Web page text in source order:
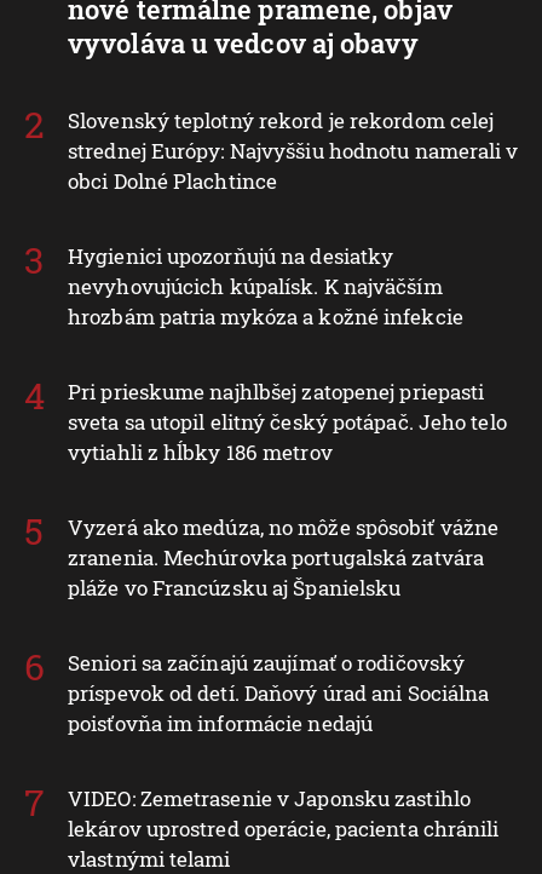
nové termálne pramene, objav
vyvoláva u vedcov aj obavy
Slovenský teplotný rekord je rekordom celej
strednej Európy: Najvyššiu hodnotu namerali v
obci Dolné Plachtince
Hygienici upozorňujú na desiatky
nevyhovujúcich kúpalísk. K najväčším
hrozbám patria mykóza a kožné infekcie
Pri prieskume najhlbšej zatopenej priepasti
sveta sa utopil elitný český potápač. Jeho telo
vytiahli z hĺbky 186 metrov
Vyzerá ako medúza, no môže spôsobiť vážne
zranenia. Mechúrovka portugalská zatvára
pláže vo Francúzsku aj Španielsku
Seniori sa začínajú zaujímať o rodičovský
príspevok od detí. Daňový úrad ani Sociálna
poisťovňa im informácie nedajú
VIDEO: Zemetrasenie v Japonsku zastihlo
lekárov uprostred operácie, pacienta chránili
vlastnými telami